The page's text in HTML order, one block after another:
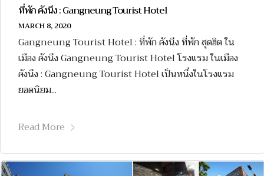
ที่พัก คังนึง : Gangneung Tourist Hotel
MARCH 8, 2020
Gangneung Tourist Hotel : ที่พัก คังนึง ที่พัก สุดฮิต ใน
เมือง คังนึง Gangneung Tourist Hotel โรงแรม ในเมือง
คังนึง : Gangneung Tourist Hotel เป็นหนึ่งในโรงแรม
ยอดนิยม...
Read More